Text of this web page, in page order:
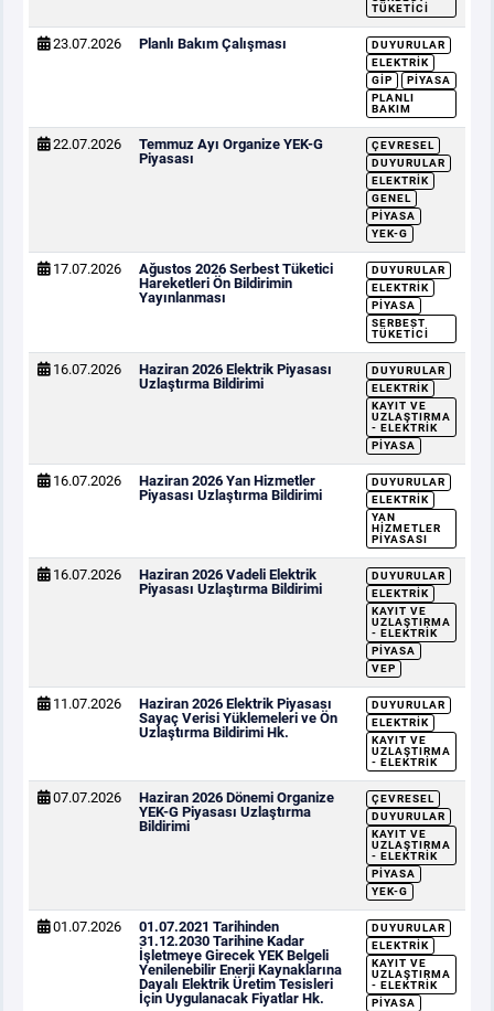
TÜKETICI
23.07.2026 Planlı Bakım Çalışması
DUYURULAR
ELEKTRIK
GİP
PIYASA
PLANLI
BAKIM
22.07.2026
Temmuz Ayı Organize YEK-G
Piyasası
ÇEVRESEL
DUYURULAR
ELEKTRIK
GENEL
PIYASA
YEK-G
17.07.2026
Ağustos 2026 Serbest Tüketici
Hareketleri Ön Bildirimin
Yayınlanması
DUYURULAR
ELEKTRIK
PIYASA
SERBEST
TÜKETICI
16.07.2026
Haziran 2026 Elektrik Piyasası
Uzlaştırma Bildirimi
DUYURULAR
ELEKTRIK
KAYIT VE
UZLAŞTIRMA
- ELEKTRIK
PIYASA
16.07.2026
Haziran 2026 Yan Hizmetler
Piyasası Uzlaştırma Bildirimi
DUYURULAR
ELEKTRIK
YAN
HIZMETLER
PIYASASI
16.07.2026
Haziran 2026 Vadeli Elektrik
Piyasası Uzlaştırma Bildirimi
DUYURULAR
ELEKTRIK
KAYIT VE
UZLAŞTIRMA
- ELEKTRIK
PIYASA
VEP
11.07.2026
Haziran 2026 Elektrik Piyasası
Sayaç Verisi Yüklemeleri ve Ön
Uzlaştırma Bildirimi Hk.
DUYURULAR
ELEKTRIK
KAYIT VE
UZLAŞTIRMA
- ELEKTRIK
07.07.2026
Haziran 2026 Dönemi Organize
YEK-G Piyasası Uzlaştırma
Bildirimi
ÇEVRESEL
DUYURULAR
KAYIT VE
UZLAŞTIRMA
- ELEKTRIK
PIYASA
YEK-G
01.07.2026
01.07.2021 Tarihinden
31.12.2030 Tarihine Kadar
İşletmeye Girecek YEK Belgeli
Yenilenebilir Enerji Kaynaklarına
Dayalı Elektrik Üretim Tesisleri
İçin Uygulanacak Fiyatlar Hk.
DUYURULAR
ELEKTRIK
KAYIT VE
UZLAŞTIRMA
- ELEKTRIK
PIYASA